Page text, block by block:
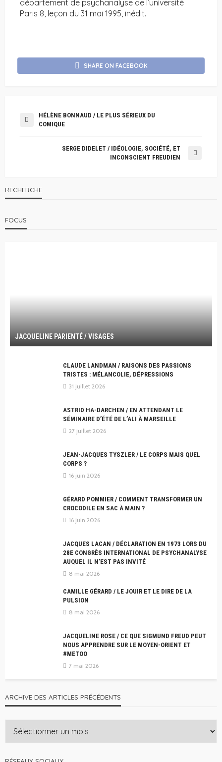
département de psychanalyse de l’université
Paris 8, leçon du 31 mai 1995, inédit.
SHARE ON FACEBOOK
HÉLÈNE BONNAUD / LE PLUS SÉRIEUX DU
COMIQUE
SERGE DIDELET / IDÉOLOGIE, SOCIÉTÉ, ET
INCONSCIENT FREUDIEN
RECHERCHE
FOCUS
JACQUELINE PARIENTÉ / VISAGES
CLAUDE LANDMAN / RAISONS DES PASSIONS
TRISTES : MÉLANCOLIE, DÉPRESSIONS
31 juillet 2026
ASTRID HA-DARCHEN / EN ATTENDANT LE
SÉMINAIRE D’ÉTÉ DE L’ALI À MARSEILLE
27 juillet 2026
JEAN-JACQUES TYSZLER / LE CORPS MAIS QUEL
CORPS ?
16 juin 2026
GÉRARD POMMIER / COMMENT TRANSFORMER UN
CROCODILE EN SAC À MAIN ?
16 juin 2026
JACQUES LACAN / DÉCLARATION EN 1973 LORS DU
28E CONGRÈS INTERNATIONAL DE PSYCHANALYSE
AUQUEL IL N’EST PAS INVITÉ
8 mai 2026
CAMILLE GÉRARD / LE JOUIR ET LE DIRE DE LA
PULSION
8 mai 2026
JACQUELINE ROSE / CE QUE SIGMUND FREUD PEUT
NOUS APPRENDRE SUR LE MOYEN-ORIENT ET
#METOO
7 mai 2026
ARCHIVE DES ARTICLES PRÉCÉDENTS